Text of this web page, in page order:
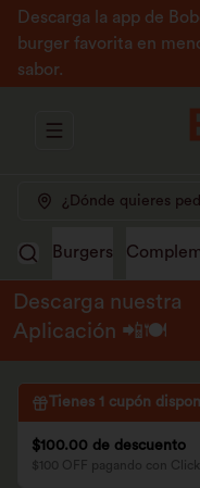
Descarga la app de
burger favorita en
sabor.
Abrir menu de
¿Dónde quieres
Burgers
Descarga nuestra
Aplicación 📲🍽️
Tienes 1 cupón
$100.00 de descuento
$100 OFF pagando con